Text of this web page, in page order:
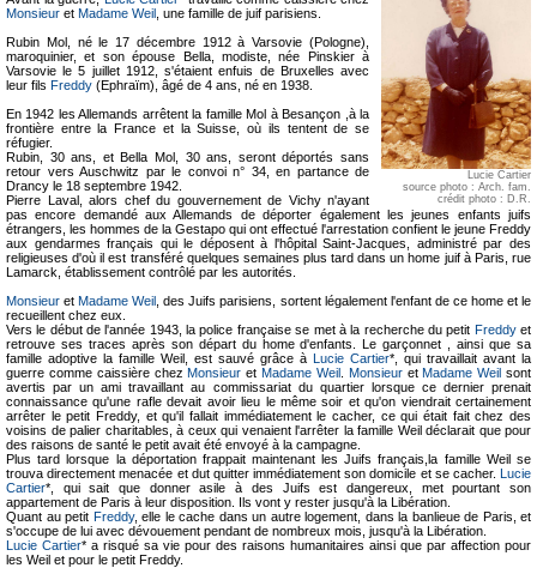
Lucie Cartier
source photo : Arch. fam.
crédit photo : D.R.
Monsieur et Madame Weil , une famille de juif parisiens.
Rubin Mol, né le 17 décembre 1912 à Varsovie (Pologne),
maroquinier, et son épouse Bella, modiste, née Pinskier à
Varsovie le 5 juillet 1912, s'étaient enfuis de Bruxelles avec
leur fils Freddy (Ephraïm), âgé de 4 ans, né en 1938.
En 1942 les Allemands arrêtent la famille Mol à Besançon ,à la
frontière entre la France et la Suisse, où ils tentent de se
réfugier.
Rubin, 30 ans, et Bella Mol, 30 ans, seront déportés sans
retour vers Auschwitz par le convoi n° 34, en partance de
Drancy le 18 septembre 1942.
Pierre Laval, alors chef du gouvernement de Vichy n'ayant
pas encore demandé aux Allemands de déporter également les jeunes enfants juifs
étrangers, les hommes de la Gestapo qui ont effectué l'arrestation confient le jeune Freddy
aux gendarmes français qui le déposent à l'hôpital Saint-Jacques, administré par des
religieuses d'où il est transféré quelques semaines plus tard dans un home juif à Paris, rue
Lamarck, établissement contrôlé par les autorités.
Monsieur etMadame Weil , des Juifs parisiens, sortent légalement l'enfant de ce home et le
recueillent chez eux.
Vers le début de l'année 1943, la police française se met à la recherche du petit Freddyet
retrouve ses traces après son départ du home d'enfants. Le garçonnet , ainsi que sa
famille adoptive la famille Weil, est sauvé grâce à Lucie Cartier*, qui travaillait avant la
guerre comme caissière chezMonsieur etMadame Weil. MonsieuretMadame Weil sont
avertis par un ami travaillant au commissariat du quartier lorsque ce dernier prenait
connaissance qu'une rafle devait avoir lieu le même soir et qu'on viendrait certainement
arrêter le petit Freddy, et qu'il fallait immédiatement le cacher, ce qui était fait chez des
voisins de palier charitables, à ceux qui venaient l'arrêter la famille Weil déclarait que pour
des raisons de santé le petit avait été envoyé à la campagne.
Plus tard lorsque la déportation frappait maintenant les Juifs français,la famille Weil se
trouva directement menacée et dut quitter immédiatement son domicile et se cacher. Lucie
Cartier*, qui sait que donner asile à des Juifs est dangereux, met pourtant son
appartement de Paris à leur disposition. Ils vont y rester jusqu'à la Libération.
Quant au petit Freddy, elle le cache dans un autre logement, dans la banlieue de Paris, et
s'occupe de lui avec dévouement pendant de nombreux mois, jusqu'à la Libération.
Lucie Cartier* a risqué sa vie pour des raisons humanitaires ainsi que par affection pour
les Weil et pour le petit Freddy.